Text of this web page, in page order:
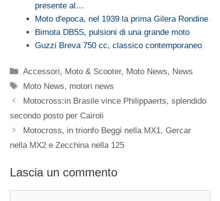
presente al…
Moto d'epoca, nel 1939 la prima Gilera Rondine
Bimota DB5S, pulsioni di una grande moto
Guzzi Breva 750 cc, classico contemporaneo
Categorie
Accessori, Moto & Scooter, Moto News, News
Tag
Moto News, motori news
Motocross:in Brasile vince Philippaerts, splendido
secondo posto per Cairoli
Motocross, in trionfo Beggi nella MX1, Gercar
nella MX2 e Zecchina nella 125
Lascia un commento